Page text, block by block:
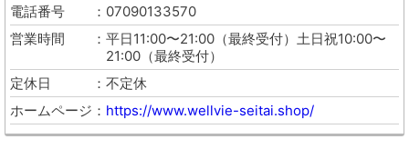
電話番号
07090133570
営業時間
平日11:00〜21:00（最終受付）土日祝10:00〜
21:00（最終受付）
定休日
不定休
ホームページ
https://www.wellvie-seitai.shop/